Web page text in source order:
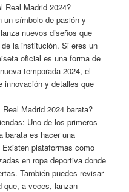
Real Madrid 2024?
un símbolo de pasión y
nuevos diseños que
la institución. Si eres un
oficial es una forma de
temporada 2024, el
innovación y detalles que
Madrid 2024 barata?
Uno de los primeros
barata es hacer una
plataformas como
en ropa deportiva donde
También puedes revisar
que, a veces, lanzan